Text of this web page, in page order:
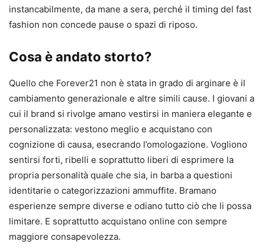
instancabilmente, da mane a sera, perché il timing del fast
fashion non concede pause o spazi di riposo.
Cosa è andato storto?
Quello che Forever21 non è stata in grado di arginare è il
cambiamento generazionale e altre simili cause. I giovani a
cui il brand si rivolge amano vestirsi in maniera elegante e
personalizzata: vestono meglio e acquistano con
cognizione di causa, esecrando l’omologazione. Vogliono
sentirsi forti, ribelli e soprattutto liberi di esprimere la
propria personalità quale che sia, in barba a questioni
identitarie o categorizzazioni ammuffite. Bramano
esperienze sempre diverse e odiano tutto ciò che li possa
limitare. E soprattutto acquistano online con sempre
maggiore consapevolezza.